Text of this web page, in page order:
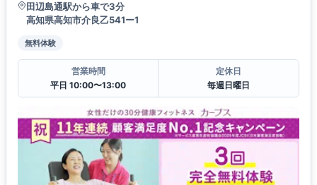
田辺島通駅から車で3分
高知県高知市介良乙541ー1
無料体験
営業時間
平日 10:00〜13:00
定休日
毎週日曜日